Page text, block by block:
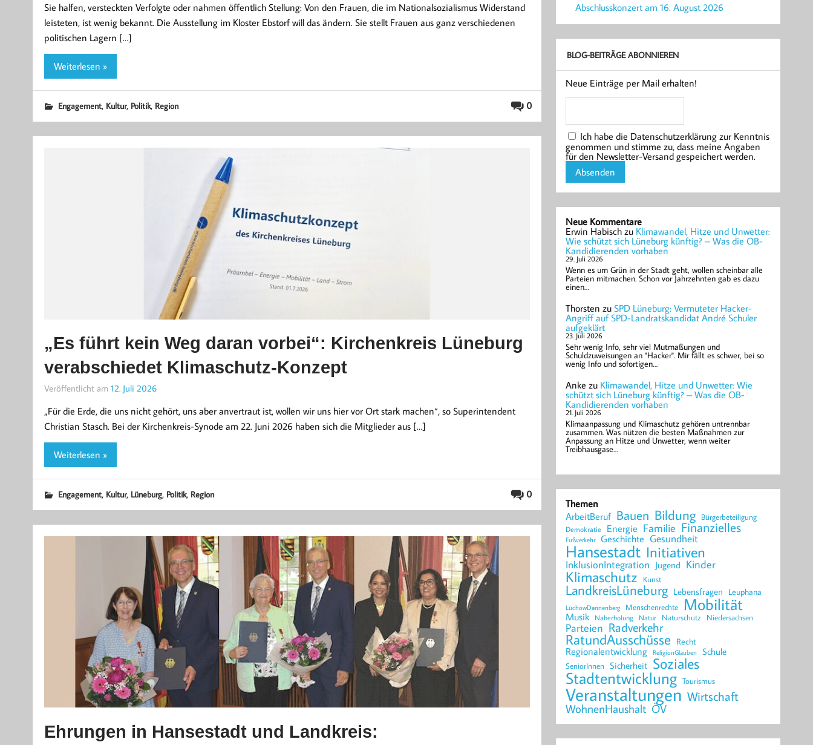
Sie halfen, versteckten Verfolgte oder nahmen öffentlich Stellung: Von den Frauen, die im Nationalsozialismus Widerstand
leisteten, ist wenig bekannt. Die Ausstellung im Kloster Ebstorf will das ändern. Sie stellt Frauen aus ganz verschiedenen
politischen Lagern […]
Weiterlesen »
0
Engagement, Kultur, Politik, Region
„Es führt kein Weg daran vorbei“: Kirchenkreis Lüneburg
verabschiedet Klimaschutz-Konzept
Veröffentlicht am 12. Juli 2026
„Für die Erde, die uns nicht gehört, uns aber anvertraut ist, wollen wir uns hier vor Ort stark machen“, so Superintendent
Christian Stasch. Bei der Kirchenkreis-Synode am 22. Juni 2026 haben sich die Mitglieder aus […]
Weiterlesen »
0
Engagement, Kultur, Lüneburg, Politik, Region
Ehrungen in Hansestadt und Landkreis:
Abschlusskonzert am 16. August 2026
BLOG-BEITRÄGE ABONNIEREN
Neue Einträge per Mail erhalten!
Ich habe die Datenschutzerklärung zur Kenntnis
genommen und stimme zu, dass meine Angaben
für den Newsletter-Versand gespeichert werden.
Neue Kommentare
Erwin Habisch zu Klimawandel, Hitze und Unwetter:
Wie schützt sich Lüneburg künftig? – Was die OB-
Kandidierenden vorhaben
29. Juli 2026
Wenn es um Grün in der Stadt geht, wollen scheinbar alle
Parteien mitmachen. Schon vor Jahrzehnten gab es dazu
einen…
Thorsten zuSPD Lüneburg: Vermuteter Hacker-
Angriff auf SPD-Landratskandidat André Schuler
aufgeklärt
23. Juli 2026
Sehr wenig Info, sehr viel Mutmaßungen und
Schuldzuweisungen an "Hacker". Mir fällt es schwer, bei so
wenig Info und sofortigen…
Anke zu Klimawandel, Hitze und Unwetter: Wie
schützt sich Lüneburg künftig? – Was die OB-
Kandidierenden vorhaben
21. Juli 2026
Klimaanpassung und Klimaschutz gehören untrennbar
zusammen. Was nützen die besten Maßnahmen zur
Anpassung an Hitze und Unwetter, wenn weiter
Treibhausgase…
Themen
ArbeitBeruf Bauen Bildung Bürgerbeteiligung
Demokratie Energie Familie Finanzielles
Fußverkehr Geschichte Gesundheit
Hansestadt Initiativen
InklusionIntegration Jugend Kinder
Klimaschutz Kunst
LandkreisLüneburg Lebensfragen Leuphana
LüchowDannenberg Menschenrechte Mobilität
Musik Naherholung Natur Naturschutz Niedersachsen
Parteien Radverkehr
RatundAusschüsse Recht
Regionalentwicklung ReligionGlauben Schule
SeniorInnen Sicherheit Soziales
Stadtentwicklung Tourismus
Veranstaltungen Wirtschaft
WohnenHaushalt ÖV